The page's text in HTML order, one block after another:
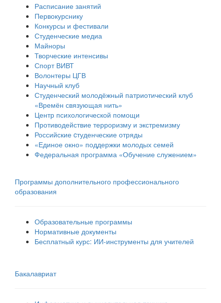
Расписание занятий
Первокурснику
Конкурсы и фестивали
Студенческие медиа
Майноры
Творческие интенсивы
Спорт ВИВТ
Волонтеры ЦГВ
Научный клуб
Студенческий молодёжный патриотический клуб
«Времён связующая нить»
Центр психологической помощи
Противодействие терроризму и экстремизму
Российские cтуденческие отряды
«Единое окно» поддержки молодых семей
Федеральная программа «Обучение служением»
Программы дополнительного профессионального
образования
Образовательные программы
Нормативные документы
Бесплатный курс: ИИ‑инструменты для учителей
Бакалавриат